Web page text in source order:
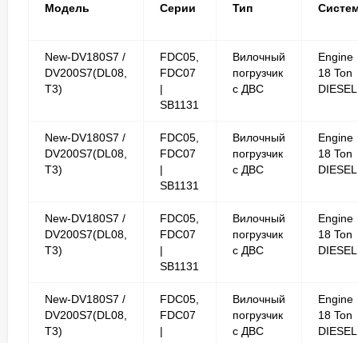
Модель Серии Тип
New-DV180S7 /
DV200S7(DL08,
T3)
FDC05,
FDC07
|
SB1131
Вилочный
погрузчик
с ДВС
Engine
18 Ton
DIESEL
New-DV180S7 /
DV200S7(DL08,
T3)
FDC05,
FDC07
|
SB1131
Вилочный
погрузчик
с ДВС
Engine
18 Ton
DIESEL
New-DV180S7 /
DV200S7(DL08,
T3)
FDC05,
FDC07
|
SB1131
Вилочный
погрузчик
с ДВС
Engine
18 Ton
DIESEL
New-DV180S7 /
DV200S7(DL08,
T3)
FDC05,
FDC07
|
Вилочный
погрузчик
с ДВС
Engine
18 Ton
DIESEL